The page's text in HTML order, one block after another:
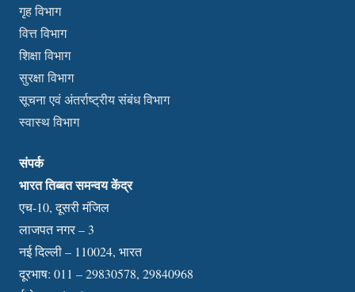
गृह विभाग
वित्त विभाग
शिक्षा विभाग
सुरक्षा विभाग
सूचना एवं अंतर्राष्ट्रीय संबंध विभाग
स्वास्थ विभाग
संपर्क
भारत तिब्बत समन्वय केंद्र
एच-10, दूसरी मंजिल
लाजपत नगर – 3
नई दिल्ली – 110024, भारत
दूरभाष: 011 – 29830578, 29840968